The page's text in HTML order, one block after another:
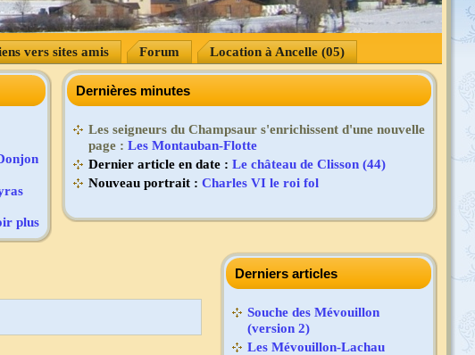
vers sites amis Forum Location à Ancelle (05)
plus
Dernières minutes
Les seigneurs du Champsaur s'enrichissent d'une nouvelle
page : Les Montauban-Flotte
Dernier article en date : Le château de Clisson (44)
Nouveau portrait : Charles VI le roi fol
Derniers articles
Souche des Mévouillon
(version 2)
Les Mévouillon-Lachau